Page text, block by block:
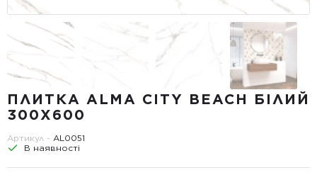
ПЛИТКА ALMA CITY BEACH БІЛИЙ
300X600
Артикул - AL0051
В наявності